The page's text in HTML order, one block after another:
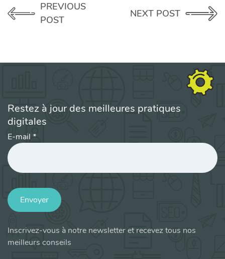
PREVIOUS
POST
NEXT POST
Restez à jour des meilleures pratiques
digitales
E-mail *
Envoyer
Inscrivez-vous à notre newsletter et recevez tous nos
meilleurs conseils